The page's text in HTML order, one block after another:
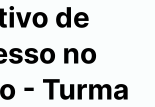
de
no
- Turma